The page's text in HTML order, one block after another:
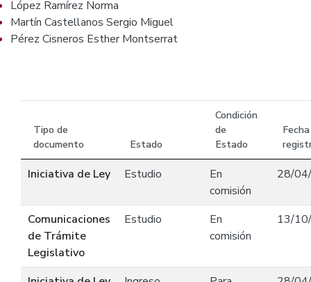
López Ramírez Norma
Martín Castellanos Sergio Miguel
Pérez Cisneros Esther Montserrat
Tipo de
documento
Estado
Condición
de
Estado
Iniciativa de Ley Estudio
En
comisión
28/
Comunicaciones
de Trámite
Legislativo
Estudio
En
comisión
13/